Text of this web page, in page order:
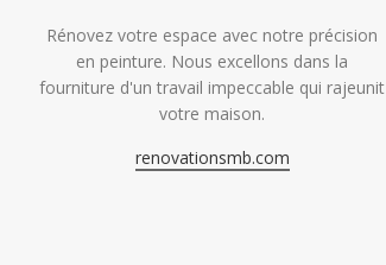
Rénovez votre espace avec notre précision
en peinture. Nous excellons dans la
fourniture d'un travail impeccable qui rajeunit
votre maison.
renovationsmb.com